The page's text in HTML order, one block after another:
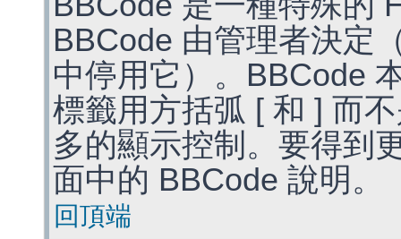
BBCode 由管理者決定
中停用它）。BBCode
標籤用方括弧 [ 和 ] 而
多的顯示控制。要得到
面中的 BBCode 說明。
回頂端